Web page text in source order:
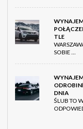
TLE
SOBIE …
DNIA
ŚLUB TO